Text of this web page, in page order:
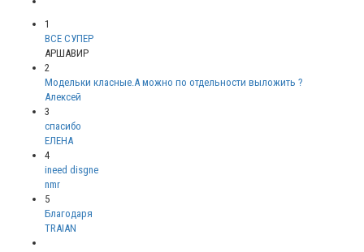
1
ВСЕ СУПЕР
АРШАВИР
2
Модельки класные.А можно по отдельности выложить ?
Алексей
3
спасибо
ЕЛЕНА
4
ineed disgne
nmr
5
Благодаря
TRAIAN